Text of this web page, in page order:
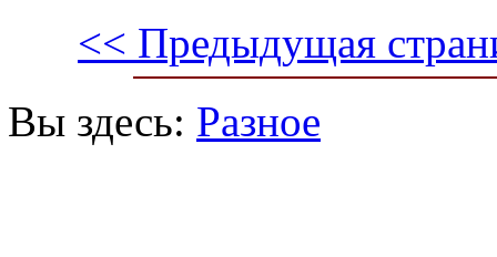
<< Предыдущая
Вы здесь: Разное